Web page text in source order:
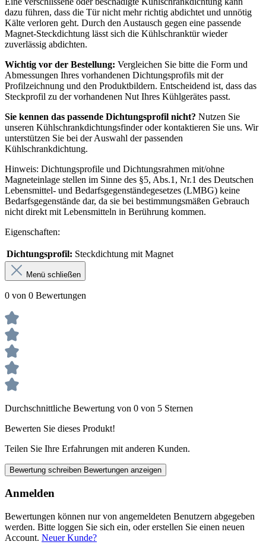
dazu führen, dass die Tür nicht mehr richtig abdichtet und unnötig
Kälte verloren geht. Durch den Austausch gegen eine passende
Magnet-Steckdichtung lässt sich die Kühlschranktür wieder
zuverlässig abdichten.
Wichtig vor der Bestellung: Vergleichen Sie bitte die Form und
Abmessungen Ihres vorhandenen Dichtungsprofils mit der
Profilzeichnung und den Produktbildern. Entscheidend ist, dass das
Steckprofil zu der vorhandenen Nut Ihres Kühlgerätes passt.
Sie kennen das passende Dichtungsprofil nicht? Nutzen Sie
unseren Kühlschrankdichtungsfinder oder kontaktieren Sie uns. Wir
unterstützen Sie bei der Auswahl der passenden
Kühlschrankdichtung.
Hinweis: Dichtungsprofile und Dichtungsrahmen mit/ohne
Magneteinlage stellen im Sinne des §5, Abs.1, Nr.1 des Deutschen
Lebensmittel- und Bedarfsgegenständegesetzes (LMBG) keine
Bedarfsgegenstände dar, da sie bei bestimmungsmäßen Gebrauch
nicht direkt mit Lebensmitteln in Berührung kommen.
Eigenschaften:
Dichtungsprofil: Steckdichtung mit Magnet
Menü schließen
0 von 0 Bewertungen
Durchschnittliche Bewertung von 0 von 5 Sternen
Bewerten Sie dieses Produkt!
Teilen Sie Ihre Erfahrungen mit anderen Kunden.
Bewertung schreiben Bewertungen anzeigen
Anmelden
Bewertungen können nur von angemeldeten Benutzern abgegeben
werden. Bitte loggen Sie sich ein, oder erstellen Sie einen neuen
Account. Neuer Kunde?